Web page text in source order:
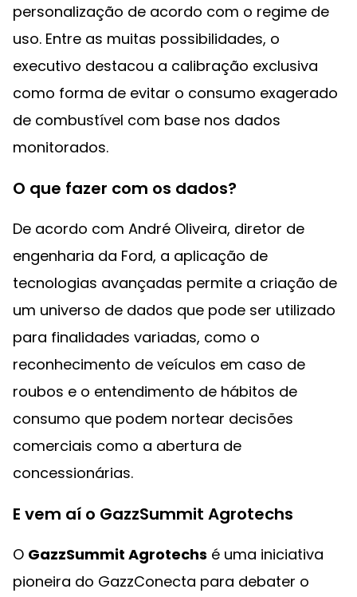
personalização de acordo com o regime de
uso. Entre as muitas possibilidades, o
executivo destacou a calibração exclusiva
como forma de evitar o consumo exagerado
de combustível com base nos dados
monitorados.
O que fazer com os dados?
De acordo com André Oliveira, diretor de
engenharia da Ford, a aplicação de
tecnologias avançadas permite a criação de
um universo de dados que pode ser utilizado
para finalidades variadas, como o
reconhecimento de veículos em caso de
roubos e o entendimento de hábitos de
consumo que podem nortear decisões
comerciais como a abertura de
concessionárias.
E vem aí o GazzSummit Agrotechs
O GazzSummit Agrotechs é uma iniciativa
pioneira do GazzConecta para debater o